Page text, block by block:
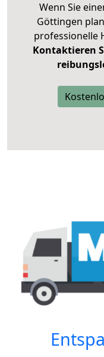
Wenn Sie
Göttingen
professionelle
Kontaktieren